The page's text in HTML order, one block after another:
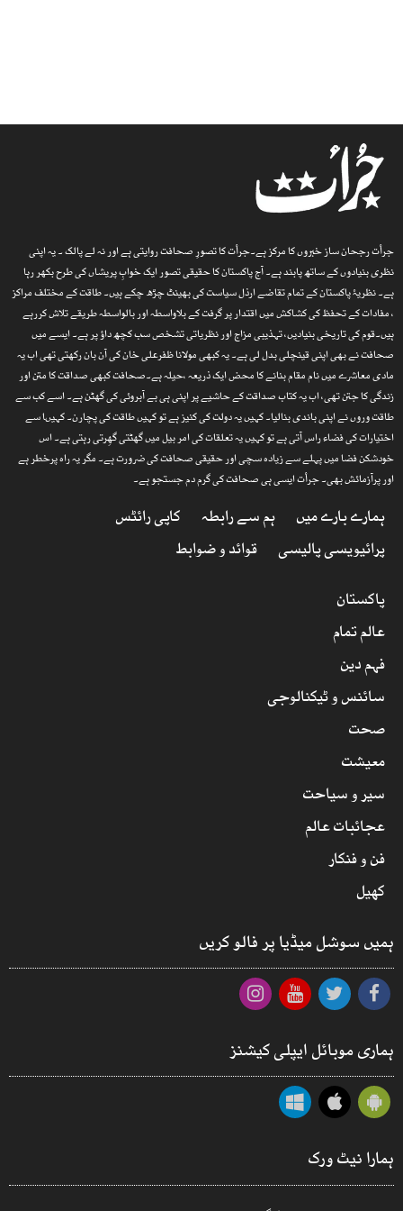
جرأت رجحان ساز خبروں کا مرکز ہے۔جرأت کا تصورِ صحافت روایتی ہے اور نہ لے پالک ۔ یہ اپنی
نظری بنیادوں کے ساتھ پابند ہے۔ آج پاکستان کا حقیقی تصور ایک خوابِ پریشاں کی طرح بکھر رہا
ہے۔ نظریۂ پاکستان کے تمام تقاضے ارذل سیاست کی بھینٹ چڑھ چکے ہیں۔ طاقت کے مختلف مراکز
، مفادات کے تحفظ کی کشاکش میں اقتدار پر گرفت کے بلاواسطہ اور بالواسطہ طریقے تلاش کررہے
ہیں۔قوم کی تاریخی بنیادیں، تہذیبی مزاج اور نظریاتی تشخص سب کچھ داؤ پر ہے۔ ایسے میں
صحافت نے بھی اپنی قینچلی بدل لی ہے۔ یہ کبھی مولانا ظفرعلی خان کی آن بان رکھتی تھی اب یہ
مادی معاشرے میں نام مقام بنانے کا محض ایک ذریعہ ،حیلہ ہے۔صحافت کبھی صداقت کا متن اور
زندگی کا جتن تھی، اب یہ کتاب صداقت کے حاشیے پر اپنی ہی بے آبروئی کی گھٹن ہے۔ اسے کب سے
طاقت وروں نے اپنی باندی بنالیا۔ کہیں یہ دولت کی کنیز ہے تو کہیں طاقت کی پچارن۔ کہیںا سے
اختیارات کی فضاء راس آتی ہے تو کہیں یہ تعلقات کی امر بیل میں گھٹتی گھِرتی رہتی ہے۔ اس
خودشکن فضا میں پہلے سے زیادہ سچی اور حقیقی صحافت کی ضرورت ہے۔ مگر یہ راہ پرخطر ہے
اور پرآزمائش بھی۔ جرأت ایسی ہی صحافت کی گرم دم جستجو ہے۔
ہمارے بارے میں ہم سے رابطہ
کاپی رائٹس
پرائیویسی پالیسی
قوائد و ضوابط
پاکستان
عالم تمام
فہم دین
سائنس و ٹیکنالوجی
صحت
معیشت
سیر و سیاحت
عجائبات عالم
فن و فنکار
کھیل
ہمیں سوشل میڈیا پر فالو کریں
ہماری موبائل ایپلی کیشنز
ہمارا نیٹ ورک